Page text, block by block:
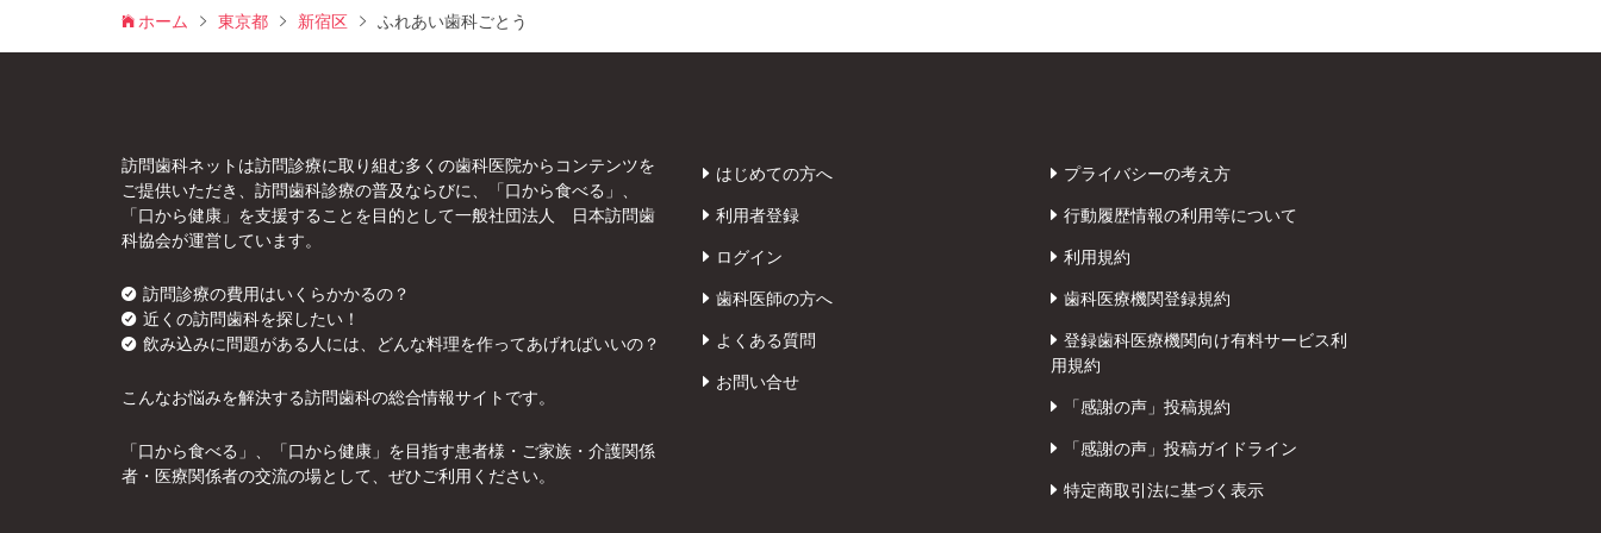
ホーム 東京都 新宿区 ふれあい歯科ごとう
訪問歯科ネットは訪問診療に取り組む多くの歯科医院からコンテンツを
ご提供いただき、訪問歯科診療の普及ならびに、「口から食べる」、
「口から健康」を支援することを目的として一般社団法人 日本訪問歯
科協会が運営しています。
訪問診療の費用はいくらかかるの？
近くの訪問歯科を探したい！
飲み込みに問題がある人には、どんな料理を作ってあげればいいの？
こんなお悩みを解決する訪問歯科の総合情報サイトです。
「口から食べる」、「口から健康」を目指す患者様・ご家族・介護関係
者・医療関係者の交流の場として、ぜひご利用ください。
はじめての方へ
利用者登録
ログイン
歯科医師の方へ
よくある質問
お問い合せ
プライバシーの考え方
行動履歴情報の利用等について
利用規約
歯科医療機関登録規約
登録歯科医療機関向け有料サービス利
用規約
「感謝の声」投稿規約
「感謝の声」投稿ガイドライン
特定商取引法に基づく表示